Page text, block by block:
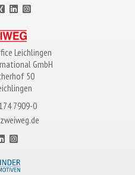
Leichlingen
GmbH
50
7909-0